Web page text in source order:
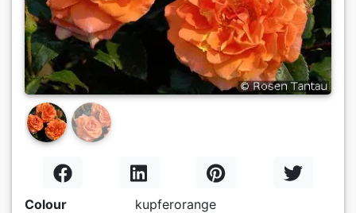
Colour
kupferorange